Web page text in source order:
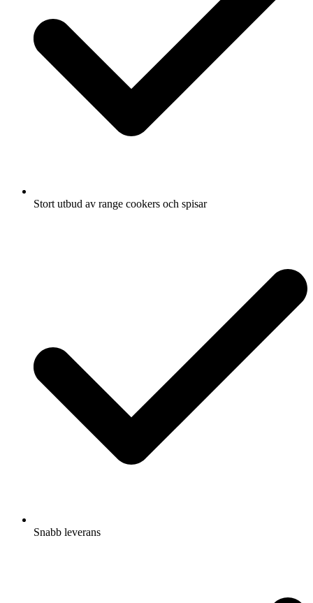
Stort utbud av range cookers och spisar
Snabb leverans